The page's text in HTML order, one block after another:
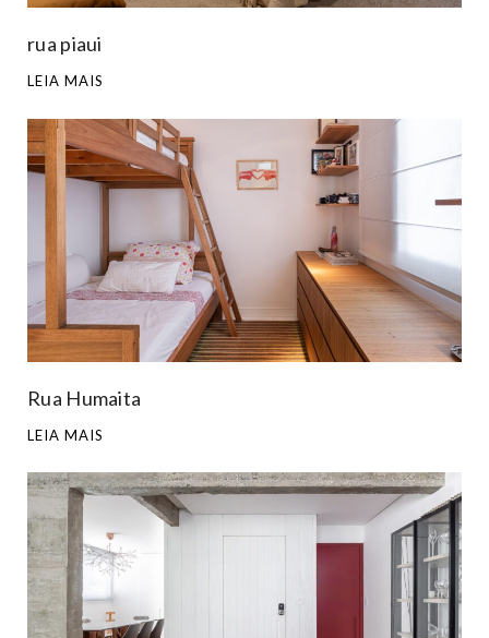
rua piaui
LEIA MAIS
Rua Humaita
LEIA MAIS